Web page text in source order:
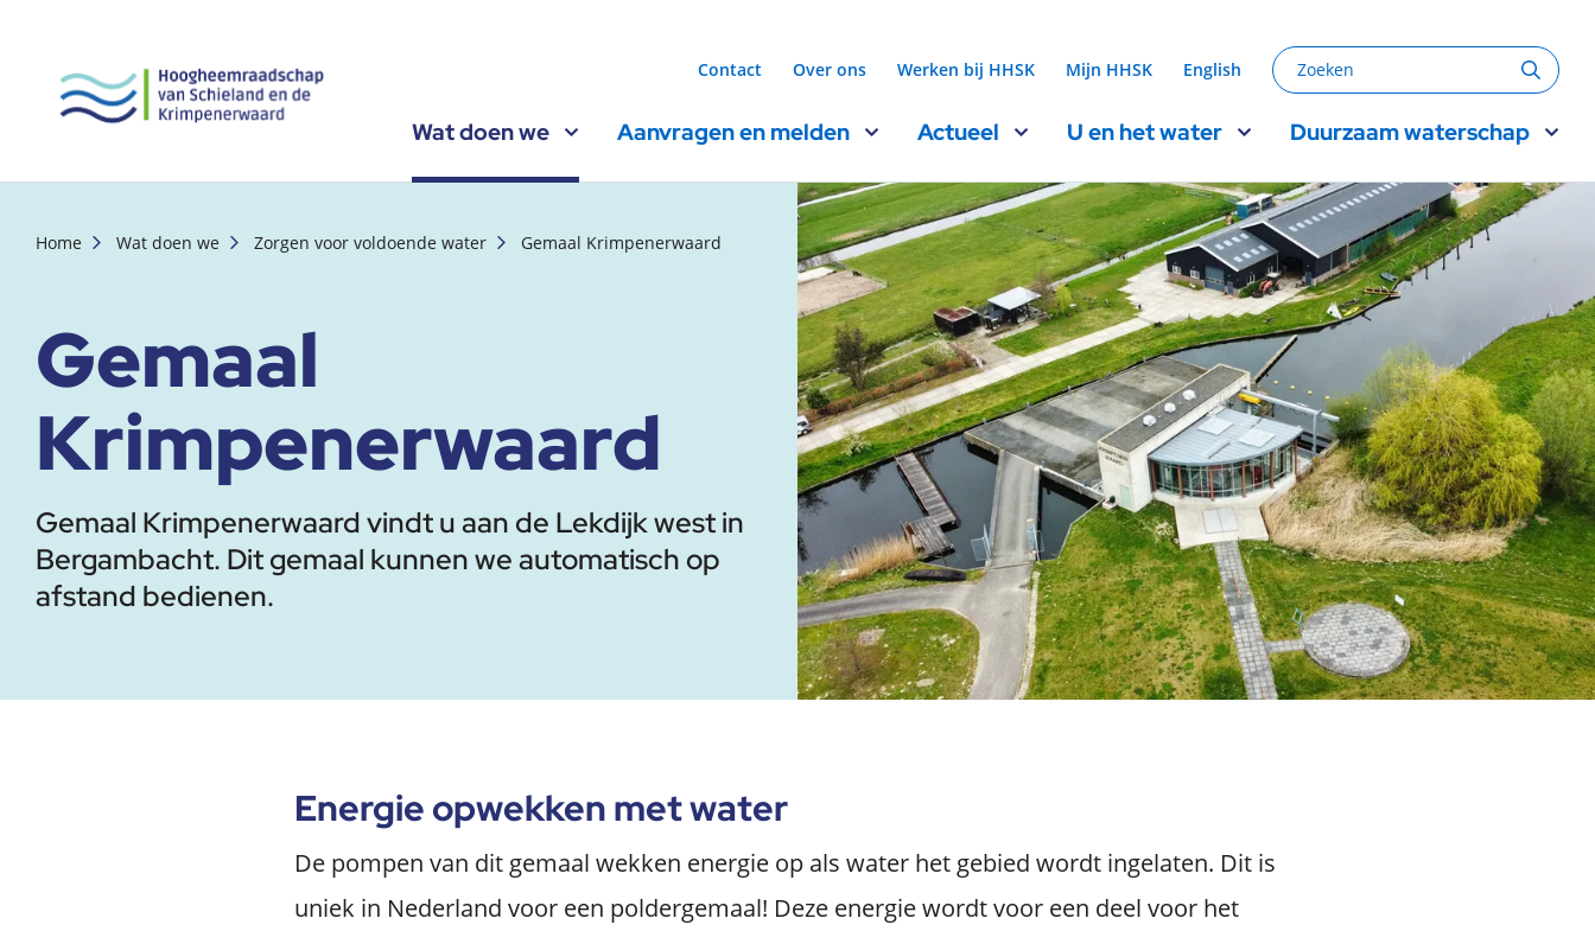
Contact Over ons Werken bij HHSK Mijn HHSK English Zoeken
Wat doen we Aanvragen en melden Actueel U en het water Duurzaam waterschap
Home Wat doen we Zorgen voor voldoende water Gemaal Krimpenerwaard
Gemaal
Krimpenerwaard
Gemaal Krimpenerwaard vindt u aan de Lekdijk west in
Bergambacht. Dit gemaal kunnen we automatisch op
afstand bedienen.
Energie opwekken met water
De pompen van dit gemaal wekken energie op als water het gebied wordt ingelaten. Dit is
uniek in Nederland voor een poldergemaal! Deze energie wordt voor een deel voor het